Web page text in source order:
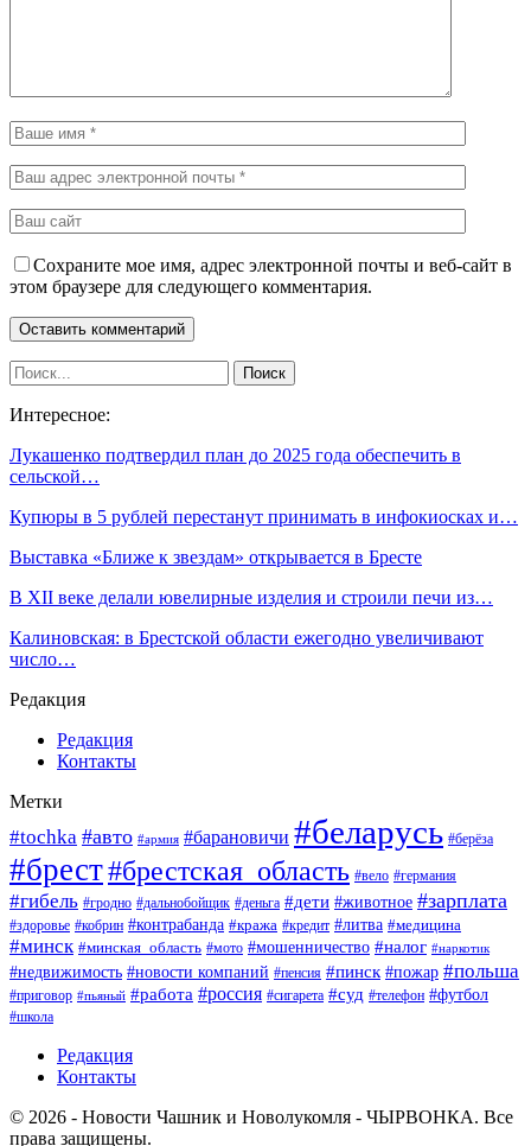
Сохраните мое имя, адрес электронной почты и веб-сайт в
этом браузере для следующего комментария.
Интересное:
Лукашенко подтвердил план до 2025 года обеспечить в
сельской…
Купюры в 5 рублей перестанут принимать в инфокиосках и…
Выставка «Ближе к звездам» открывается в Бресте
В XII веке делали ювелирные изделия и строили печи из…
Калиновская: в Брестской области ежегодно увеличивают
число…
Редакция
Редакция
Контакты
Метки
#tochka #авто #армия #барановичи #беларусь #берёза
#брест#брестская_область #вело #германия
#гибель #гродно #дальнобойщик #деньга #дети #животное #зарплата
#здоровье #кобрин #контрабанда #кража #кредит #литва #медицина
#минск #минская_область #мото #мошенничество #налог #наркотик
#недвижимость #новости компаний #пенсия #пинск #пожар #польша
#приговор #пьяный #работа #россия #сигарета #суд #телефон #футбол
#школа
Редакция
Контакты
© 2026 - Новости Чашник и Новолукомля - ЧЫРВОНКА. Все
права защищены.